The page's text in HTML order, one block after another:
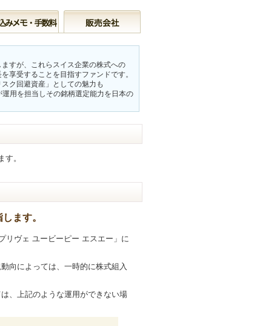
すが、これらスイス企業の株式への
享受することを目指すファンドです。
ク回避資産」としての魅力も
用を担当しその銘柄選定能力を日本の
。
ます。
リヴェ ユービーピー エスエー」に
向によっては、一時的に株式組入
、上記のような運用ができない場